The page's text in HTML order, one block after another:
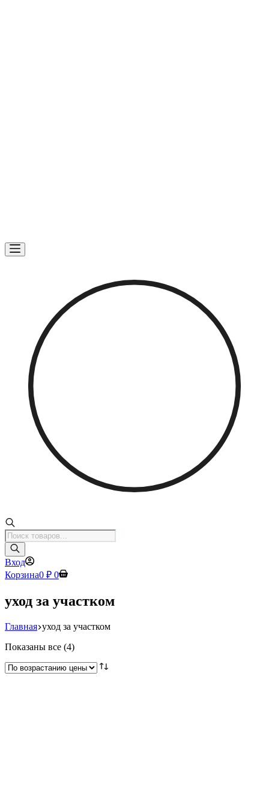
Поиск
товаров
Вход
Корзина0 ₽ 0
уход за участком
Главная уход за участком
Показаны все (4)Цены:
возрастанию